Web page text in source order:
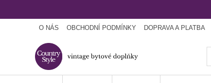
O NÁS OBCHODNÍ PODMÍNKY DOPRAVA A PLATBA